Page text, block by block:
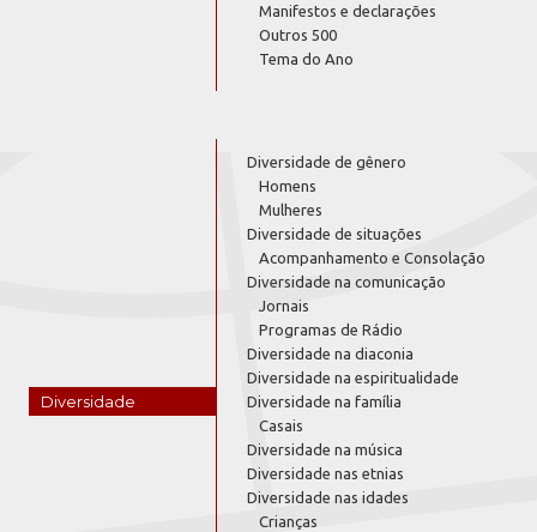
Manifestos e declarações
Outros 500
Tema do Ano
Diversidade
Diversidade de gênero
Homens
Mulheres
Diversidade de situações
Acompanhamento e Consolação
Diversidade na comunicação
Jornais
Programas de Rádio
Diversidade na diaconia
Diversidade na espiritualidade
Diversidade na família
Casais
Diversidade na música
Diversidade nas etnias
Diversidade nas idades
Crianças